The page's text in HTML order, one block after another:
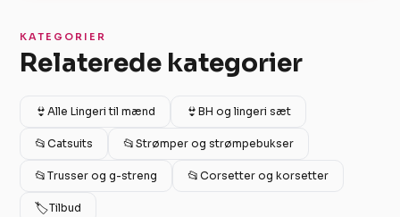
KATEGORIER
Relaterede kategorier
👙 Alle Lingeri til mænd 👙 BH og lingeri sæt
📂 Catsuits 📂 Strømper og strømpebukser
📂 Trusser og g-streng 📂 Corsetter og korsetter
🏷️Tilbud